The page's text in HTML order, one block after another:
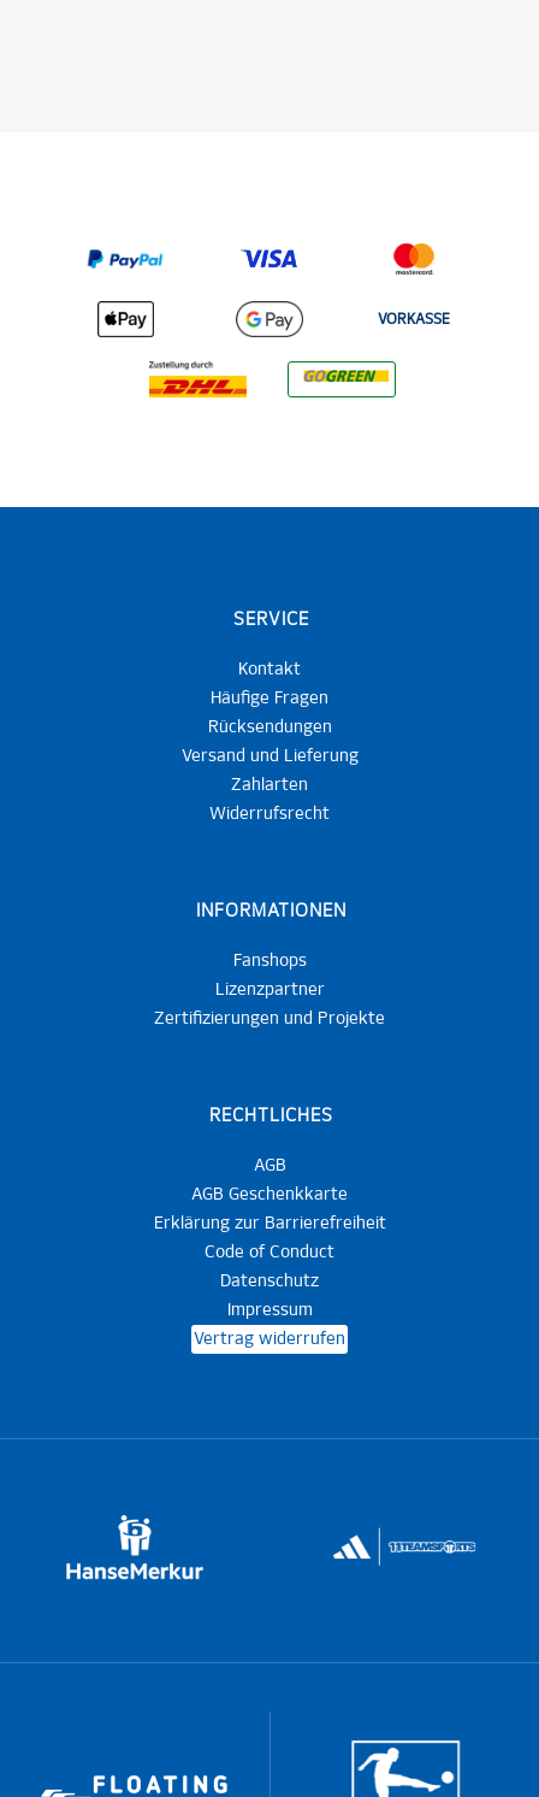
VORKASSE
SERVICE
Kontakt
Häufige Fragen
Rücksendungen
Versand und Lieferung
Zahlarten
Widerrufsrecht
INFORMATIONEN
Fanshops
Lizenzpartner
Zertifizierungen und Projekte
RECHTLICHES
AGB
AGB Geschenkkarte
Erklärung zur Barrierefreiheit
Code of Conduct
Datenschutz
Impressum
Vertrag widerrufen